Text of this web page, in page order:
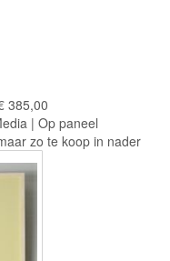
385,00
| Op paneel
zo te koop in nader